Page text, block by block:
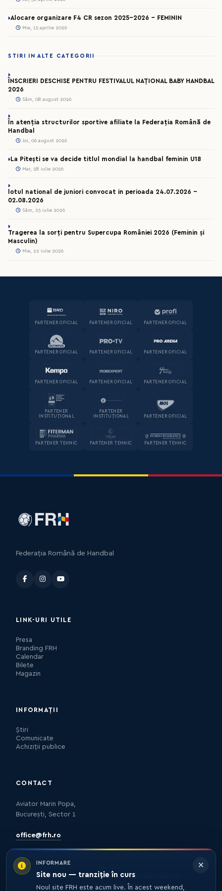
Alocare organizare F4 CR sezon 2025-2026 - FEMININ
Mie, 15 aprilie 2026
STIRI IN ALTE CATEGORII
ÎNSCRIERI DESCHISE PENTRU FESTIVALUL NAȚIONAL BABY HANDBAL
2026
Sâm, 08 august 2026
În atenția structurilor sportive afiliate la Federația Română de
Handbal
Joi, 06 august 2026
La Pitești se va decide titlul mondial la handbal feminin U18
Mar, 28 iulie 2026
lotul national de juniori convocat in perioada 24.07.2026 –
02.08.2026
Sâm, 25 iulie 2026
Tragerea la sorți pentru Supercupa României 2026 (Feminin și
Masculin)
Mie, 22 iulie 2026
PARTENER OFICIAL PARTENER OFICIAL PARTENER OFICIAL
PARTENER OFICIAL PARTENER OFICIAL PARTENER OFICIAL
PARTENER OFICIAL PARTENER OFICIAL PARTENER OFICIAL
PARTENER
INSTITUȚIONAL
PARTENER
INSTITUȚIONAL
PARTENER OFICIAL
PARTENER TEHNIC PARTENER TEHNIC PARTENER TEHNIC
INFORMARE
Site nou — tranziție în curs
Noul site FRH este acum live. În acest weekend,
Federația Română de Handbal
LINK-URI UTILE
Presa
Branding FRH
Calendar
Bilete
Magazin
INFORMAȚII
Știri
Comunicate
Achiziții publice
CONTACT
Aviator Marin Popa,
București, Sector 1
office@frh.ro
Protecția datelorPolitica de confidențialitate
Nota de informare